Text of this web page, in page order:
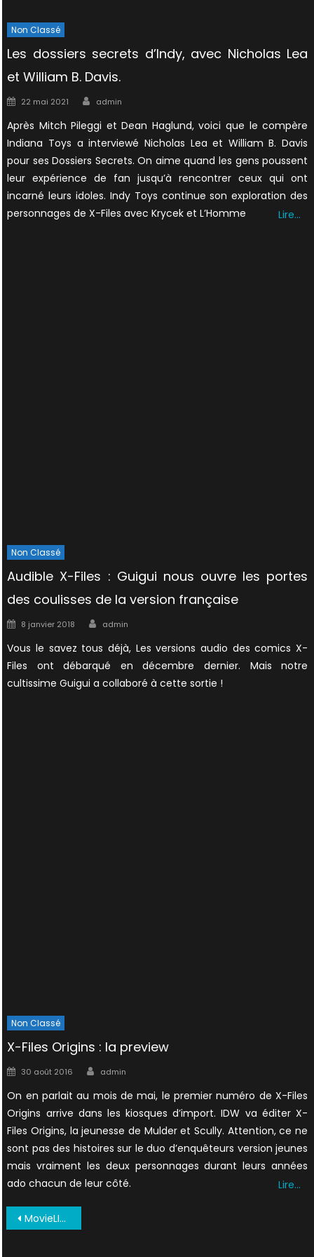
Non Classé
Les dossiers secrets d’Indy, avec Nicholas Lea
et William B. Davis.
Posted
22 mai 2021 Author
admin
Après Mitch Pileggi et Dean Haglund, voici que le compère
Indiana Toys a interviewé Nicholas Lea et William B. Davis
pour ses Dossiers Secrets. On aime quand les gens poussent
leur expérience de fan jusqu’à rencontrer ceux qui ont
incarné leurs idoles. Indy Toys continue son exploration des
personnages de X-Files avec Krycek et L’Homme
Lire…
Non Classé
Audible X-Files : Guigui nous ouvre les portes
des coulisses de la version française
Posted
8 janvier 2018 Author
admin
Vous le savez tous déjà, Les versions audio des comics X-
Files ont débarqué en décembre dernier. Mais notre
cultissime Guigui a collaboré à cette sortie !
Non Classé
X-Files Origins : la preview
Posted
30 août 2016 Author
admin
On en parlait au mois de mai, le premier numéro de X-Files
Origins arrive dans les kiosques d’import. IDW va éditer X-
Files Origins, la jeunesse de Mulder et Scully. Attention, ce ne
sont pas des histoires sur le duo d’enquêteurs version jeunes
mais vraiment les deux personnages durant leurs années
ado chacun de leur côté.
Lire…
Navigation
MovieLIne Juillet 1998 US (8)